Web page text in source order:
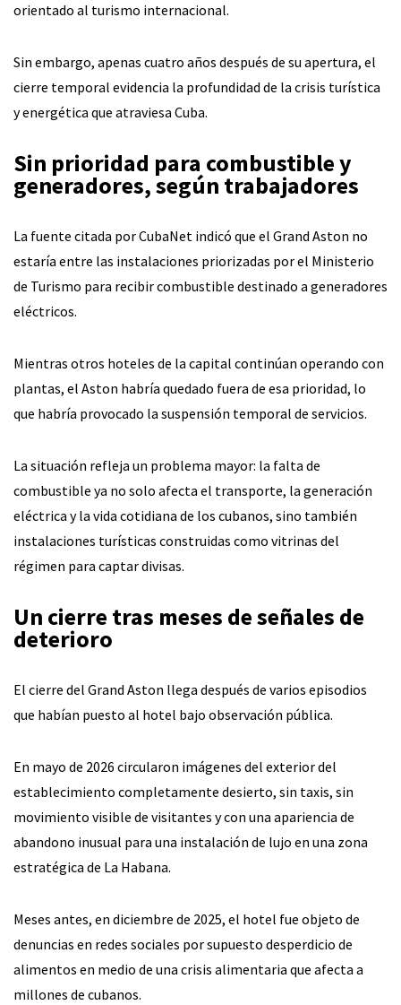
orientado al turismo internacional.
Sin embargo, apenas cuatro años después de su apertura, el
cierre temporal evidencia la profundidad de la crisis turística
y energética que atraviesa Cuba.
Sin prioridad para combustible y
generadores, según trabajadores
La fuente citada por CubaNet indicó que el Grand Aston no
estaría entre las instalaciones priorizadas por el Ministerio
de Turismo para recibir combustible destinado a generadores
eléctricos.
Mientras otros hoteles de la capital continúan operando con
plantas, el Aston habría quedado fuera de esa prioridad, lo
que habría provocado la suspensión temporal de servicios.
La situación refleja un problema mayor: la falta de
combustible ya no solo afecta el transporte, la generación
eléctrica y la vida cotidiana de los cubanos, sino también
instalaciones turísticas construidas como vitrinas del
régimen para captar divisas.
Un cierre tras meses de señales de
deterioro
El cierre del Grand Aston llega después de varios episodios
que habían puesto al hotel bajo observación pública.
En mayo de 2026 circularon imágenes del exterior del
establecimiento completamente desierto, sin taxis, sin
movimiento visible de visitantes y con una apariencia de
abandono inusual para una instalación de lujo en una zona
estratégica de La Habana.
Meses antes, en diciembre de 2025, el hotel fue objeto de
denuncias en redes sociales por supuesto desperdicio de
alimentos en medio de una crisis alimentaria que afecta a
millones de cubanos.